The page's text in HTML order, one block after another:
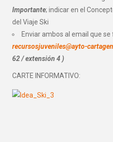
Importante; indicar en el
del Viaje Ski
Enviar ambos al email que se
recursosjuveniles@ayto-
62 / extensión 4 )
CARTE INFORMATIVO: